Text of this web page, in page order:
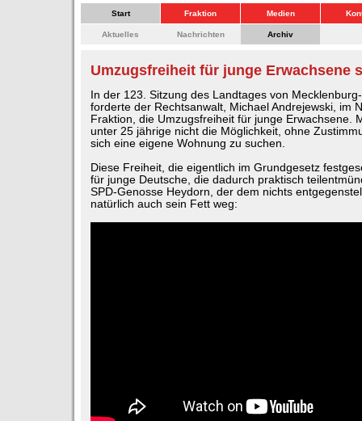
Start Fraktion Medien
Aktuelles Nachrichten Archiv
Umzugsfreiheit für junge Erwachsene
In der 123. Sitzung des Landtages von
forderte der Rechtsanwalt, Michael Andrejewski, im
Fraktion, die Umzugsfreiheit für junge Erwachsene.
unter 25 jährige nicht die Möglichkeit, ohne
sich eine eigene Wohnung zu suchen.
Diese Freiheit, die eigentlich im Grundgesetz
für junge Deutsche, die dadurch praktisch
SPD-Genosse Heydorn, der dem nichts
natürlich auch sein Fett weg: